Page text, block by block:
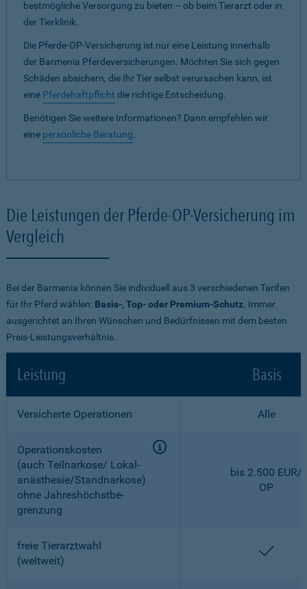
bestmögliche Versorgung zu bieten – ob beim Tierarzt oder in
der Tierklinik.
Die Pferde-OP-Versicherung ist nur eine Leistung innerhalb
der Barmenia Pferdeversicherungen. Möchten Sie sich gegen
Schäden absichern, die Ihr Tier selbst verursachen kann, ist
eine Pferdehaftpflicht die richtige Entscheidung.
Benötigen Sie weitere Informationen? Dann empfehlen wir
eine persönliche Beratung.
Die Leistungen der Pferde-OP-Versicherung im
Vergleich
Bei der Barmenia können Sie individuell aus 3 verschiedenen Tarifen
für Ihr Pferd wählen: Basis-, Top- oder Premium-Schutz. Immer
ausgerichtet an Ihren Wünschen und Bedürfnissen mit dem besten
Preis-Leistungsverhältnis.
Leistung Basis
Versicherte Operationen Alle
Operationskosten
(auch Teilnarkose/ Lokal­
anästhesie/Standnarkose)
ohne Jahreshöchstbe­
grenzung
bis 2.500 EUR/
OP
freie Tierarztwahl
(weltweit)